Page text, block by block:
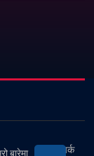
बारेमा सम्पर्क